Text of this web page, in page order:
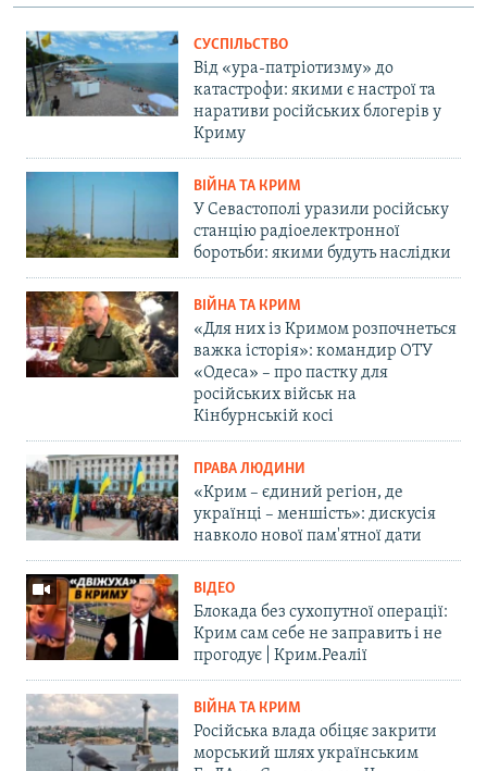
СУСПІЛЬСТВО
Від «ура-патріотизму» до
катастрофи: якими є настрої та
наративи російських блогерів у
Криму
ВІЙНА ТА КРИМ
У Севастополі уразили російську
станцію радіоелектронної
боротьби: якими будуть наслідки
ВІЙНА ТА КРИМ
«Для них із Кримом розпочнеться
важка історія»: командир ОТУ
«Одеса» – про пастку для
російських військ на
Кінбурнській косі
ПРАВА ЛЮДИНИ
«Крим – єдиний регіон, де
українці – меншість»: дискусія
навколо нової пам'ятної дати
ВІДЕО
Блокада без сухопутної операції:
Крим сам себе не заправить і не
прогодує | Крим.Реалії
ВІЙНА ТА КРИМ
Російська влада обіцяє закрити
морський шлях українським